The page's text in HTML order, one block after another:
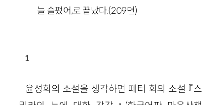
늘 슬펐어,로 끝났다.(209면)
1
윤성희의 소설을 생각하면 페터 회의 소설 『스